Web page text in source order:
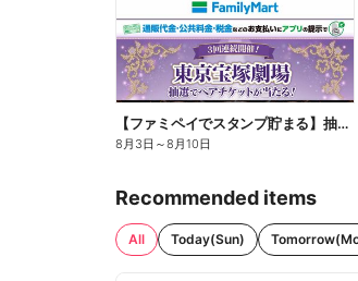
【ファミペイでスタンプ貯まる】抽選でペアチケットが当たる!
8月3日 ～8月10日
Recommended items
All Today(Sun)